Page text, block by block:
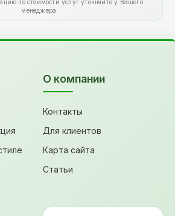
по стоимости услуг уточняйте у Вашего
менеджера.
О компании
Контакты
Для клиентов
Карта сайта
Статьи